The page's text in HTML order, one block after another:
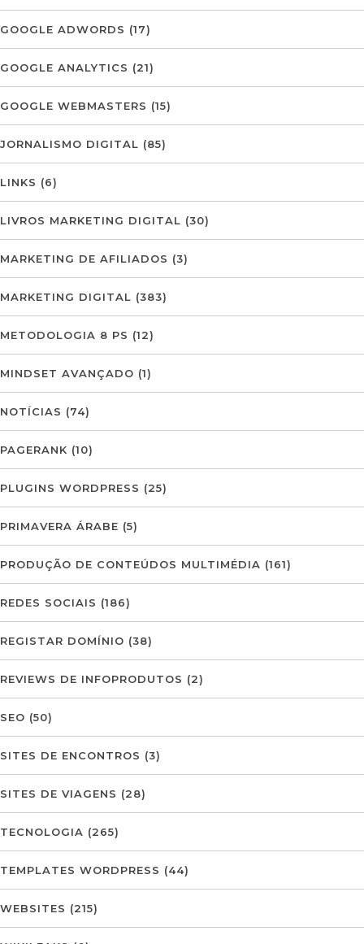
GOOGLE ADWORDS (17)
GOOGLE ANALYTICS (21)
GOOGLE WEBMASTERS (15)
JORNALISMO DIGITAL (85)
LINKS (6)
LIVROS MARKETING DIGITAL (30)
MARKETING DE AFILIADOS (3)
MARKETING DIGITAL (383)
METODOLOGIA 8 PS (12)
MINDSET AVANÇADO (1)
NOTÍCIAS (74)
PAGERANK (10)
PLUGINS WORDPRESS (25)
PRIMAVERA ÁRABE (5)
PRODUÇÃO DE CONTEÚDOS MULTIMÉDIA (161)
REDES SOCIAIS (186)
REGISTAR DOMÍNIO (38)
REVIEWS DE INFOPRODUTOS (2)
SEO (50)
SITES DE ENCONTROS (3)
SITES DE VIAGENS (28)
TECNOLOGIA (265)
TEMPLATES WORDPRESS (44)
WEBSITES (215)